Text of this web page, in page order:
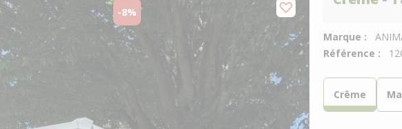
Marque :
Référence :
Crême
-8%